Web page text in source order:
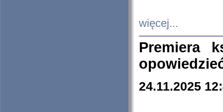
więcej...
Premiera
24.11.2025